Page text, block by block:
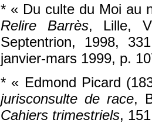
* « Du culte du Moi au
Relire Barrès, Lille,
Septentrion, 1998,
janvier-mars 1999, p.
* « Edmond Picard
jurisconsulte de race,
Cahiers trimestriels,